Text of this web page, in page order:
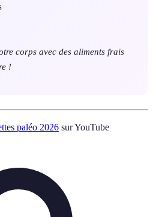
corps avec des aliments frais
!
paléo 2026 sur YouTube